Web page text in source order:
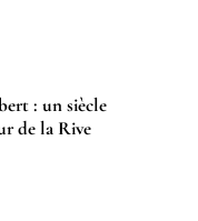
: un siècle
de la Rive